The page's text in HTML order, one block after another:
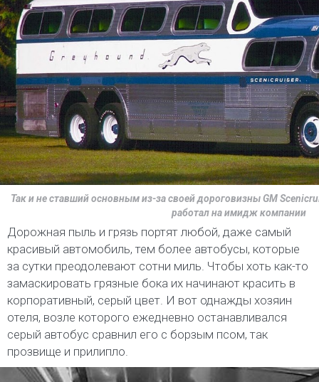
Так и не ставший основным из-за своей дороговизны GM
работал на имидж компании
Дорожная пыль и грязь портят любой, даже самый
красивый автомобиль, тем более автобусы, которые
за сутки преодолевают сотни миль. Чтобы хоть как-то
замаскировать грязные бока их начинают красить в
корпоративный, серый цвет. И вот однажды хозяин
отеля, возле которого ежедневно останавливался
серый автобус сравнил его с борзым псом, так
прозвище и прилипло.